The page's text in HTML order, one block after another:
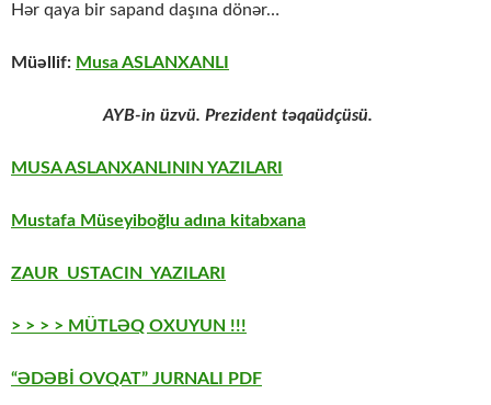
Hər qaya bir sapand daşına dönər…
Müəllif: Musa ASLANXANLI
AYB-in üzvü. Prezident təqaüdçüsü.
MUSA ASLANXANLININ YAZILARI
Mustafa Müseyiboğlu adına kitabxana
ZAUR USTACIN YAZILARI
> > > > MÜTLƏQ OXUYUN !!!
“ƏDƏBİ OVQAT” JURNALI PDF